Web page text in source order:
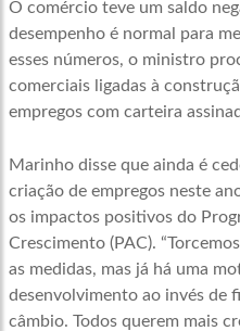
O comércio teve um saldo
desempenho é normal para
esses números, o ministro
comerciais ligadas à
empregos com carteira
Marinho disse que ainda é
criação de empregos neste
os impactos positivos do
Crescimento (PAC).
as medidas, mas já há uma
desenvolvimento ao invés de
câmbio. Todos querem mais